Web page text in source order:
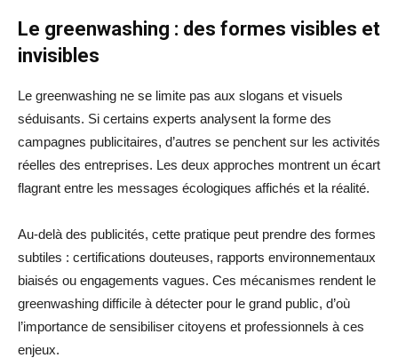
Le greenwashing : des formes visibles et
invisibles
Le greenwashing ne se limite pas aux slogans et visuels
séduisants. Si certains experts analysent la forme des
campagnes publicitaires, d’autres se penchent sur les activités
réelles des entreprises. Les deux approches montrent un écart
flagrant entre les messages écologiques affichés et la réalité.
Au-delà des publicités, cette pratique peut prendre des formes
subtiles : certifications douteuses, rapports environnementaux
biaisés ou engagements vagues. Ces mécanismes rendent le
greenwashing difficile à détecter pour le grand public, d’où
l’importance de sensibiliser citoyens et professionnels à ces
enjeux.